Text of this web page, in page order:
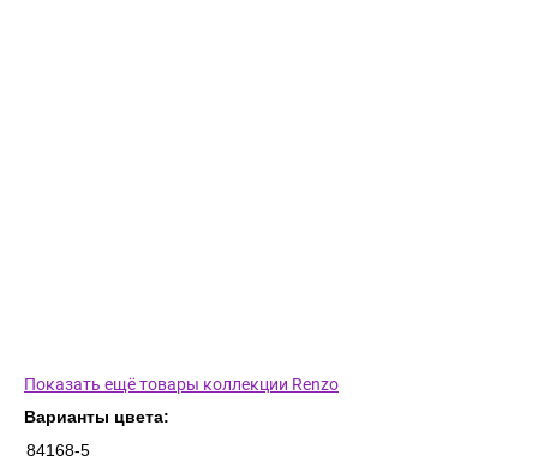
Показать ещё товары коллекции Renzo
Варианты цвета:
84168-5